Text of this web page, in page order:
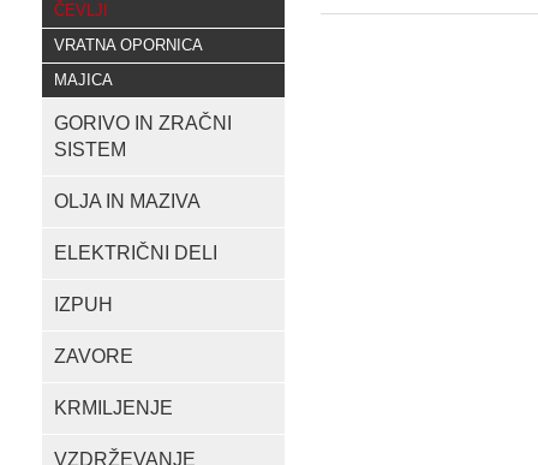
ČEVLJI
VRATNA OPORNICA
MAJICA
GORIVO IN ZRAČNI
SISTEM
OLJA IN MAZIVA
ELEKTRIČNI DELI
IZPUH
ZAVORE
KRMILJENJE
VZDRŽEVANJE